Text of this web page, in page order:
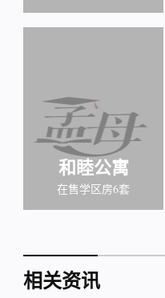
和睦公寓
在售学区房6套
相关资讯